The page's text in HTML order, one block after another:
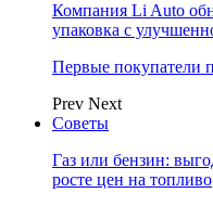
Компания Li Auto
упаковка с
Первые покупатели
Prev Next
Советы
Газ или бензин:
росте цен на топливо